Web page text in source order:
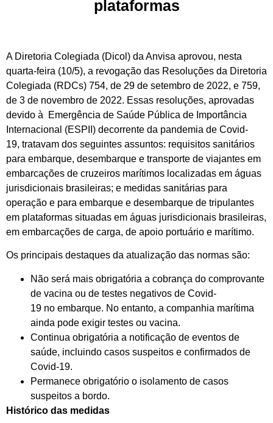
plataformas
A Diretoria Colegiada (Dicol) da Anvisa aprovou, nesta
quarta-feira (10/5), a revogação das Resoluções da Diretoria
Colegiada (RDCs) 754, de 29 de setembro de 2022, e 759,
de 3 de novembro de 2022. Essas resoluções, aprovadas
devido à
Emergência de Saúde Pública de Importância
Internacional (ESPII) decorrente da pandemia de Covid-
19, tratavam dos seguintes assuntos: requisitos sanitários
para embarque, desembarque e transporte de viajantes em
embarcações de cruzeiros marítimos localizadas em águas
jurisdicionais brasileiras; e medidas sanitárias para
operação e para embarque e desembarque de tripulantes
em plataformas situadas em águas jurisdicionais brasileiras,
em embarcações de carga, de apoio portuário e marítimo.
Os principais destaques da atualização das normas são:
Não será mais obrigatória a cobrança do comprovante
de vacina ou de testes negativos de Covid-
19 no embarque. No entanto, a companhia marítima
ainda pode exigir testes ou vacina.
Continua obrigatória a notificação de eventos de
saúde, incluindo casos suspeitos e confirmados de
Covid-19.
Permanece obrigatório o isolamento de casos
suspeitos a bordo.
Histórico das medidas